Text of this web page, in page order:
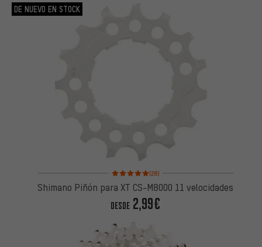
DE NUEVO EN STOCK
Valoración media: 5 de 5 basada en 28 reseñas
(28)
Shimano Piñón para XT CS-M8000 11 velocidades
DESDE2,99€